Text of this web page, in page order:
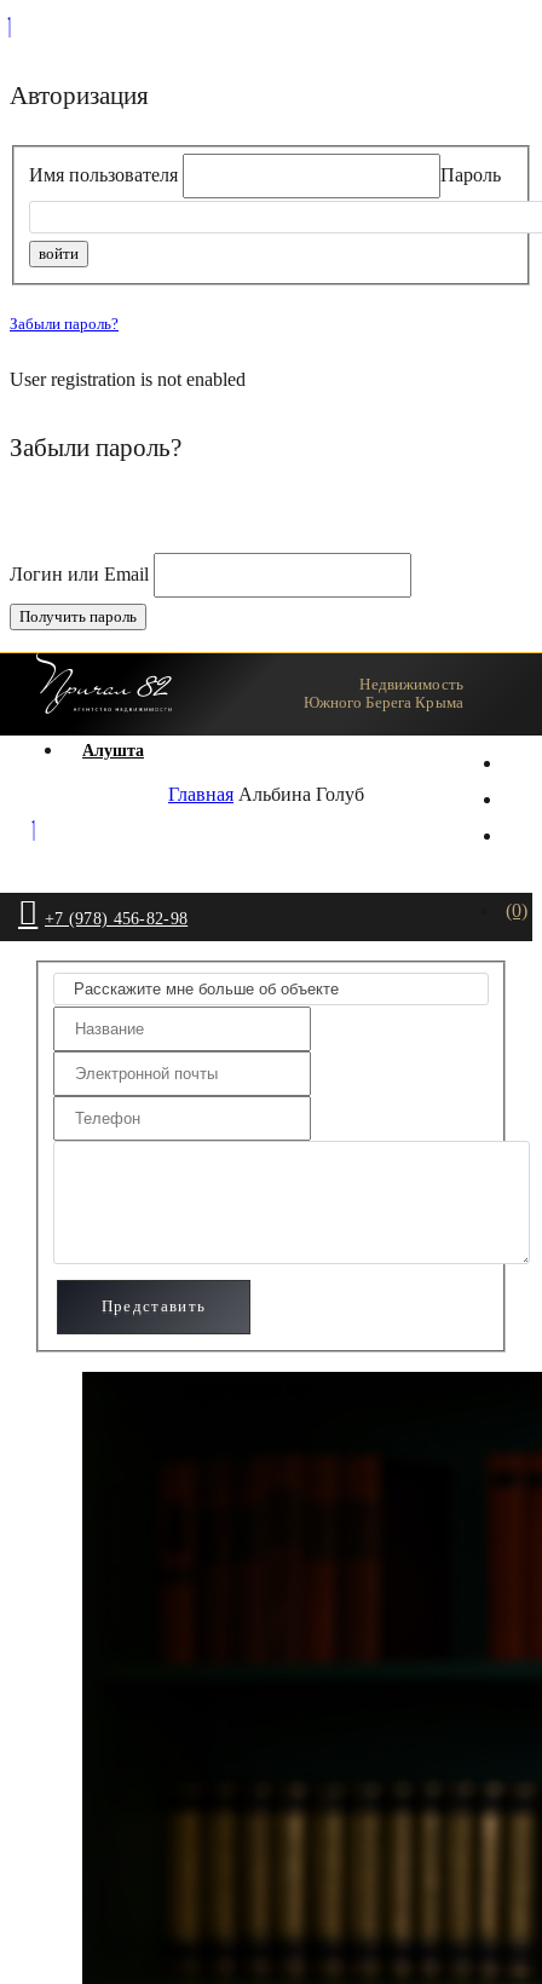
Авторизация
Имя пользователя Пароль
Забыли пароль?
User registration is not enabled
Забыли пароль?
Логин или Email
Ялта
Алушта
+7 (978) 456-82-98 (0)
Недвижимость
Южного Берега Крыма
Главная Альбина Голуб